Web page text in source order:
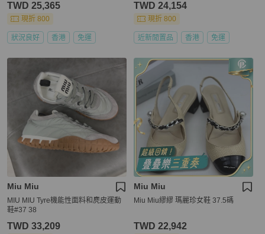
TWD 25,365
現折 800
狀況良好 香港 免運
TWD 24,154
現折 800
近新閒置品 香港 免運
Miu Miu
MIU MIU Tyre機能性面料和麂皮運動
鞋#37 38
TWD 33,209
Miu Miu
Miu Miu繆繆 瑪麗珍女鞋 37.5碼
TWD 22,942